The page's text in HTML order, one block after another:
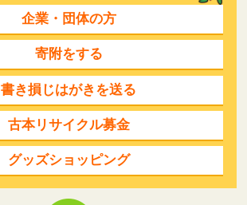
企業・団体の方
寄附をする
書き損じはがきを送る
古本リサイクル募金
グッズショッピング